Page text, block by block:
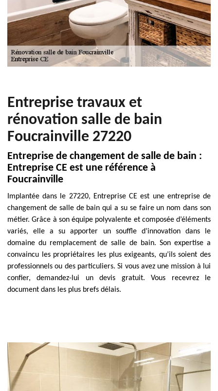
Entreprise travaux et
rénovation salle de bain
Foucrainville 27220
Entreprise de changement de salle de bain :
Entreprise CE est une référence à
Foucrainville
Implantée dans le 27220, Entreprise CE est une entreprise de
changement de salle de bain qui a su se faire un nom dans son
métier. Grâce à son équipe polyvalente et composée d’éléments
variés, elle a su apporter un souffle d’innovation dans le
domaine du remplacement de salle de bain. Son expertise a
convaincu les propriétaires les plus exigeants, qu’ils soient des
professionnels ou des particuliers. Si vous avez une mission à lui
confier, demandez-lui un devis gratuit. Vous recevrez le
document dans les plus brefs délais.